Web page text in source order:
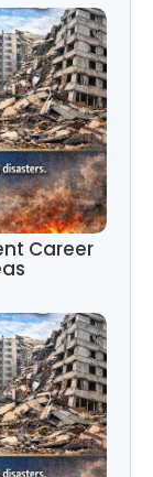
Career